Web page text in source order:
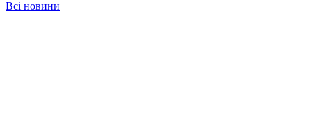
Всі новини